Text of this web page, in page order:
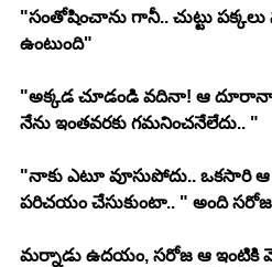
"సంతోషించాను గానీ.. చుట్టు పక్కలు
ఉంటుంది"
"అక్కడ చూడండి వదినా! ఆ దూరానా
నేను ఇంతవరకు గమనించనేలేదు.. "
"నాకు ఎటూ వూసుపోదు.. ఒకసారి ఆ
పరిచయం చేసుకుంటా.. " అంది సరోజ
మర్నాడు ఉదయం, సరోజ ఆ ఇంటికి